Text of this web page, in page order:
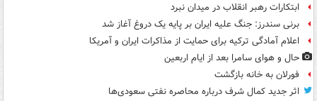
ابتکارات رهبر انقلاب در میدان نبرد
برنی سندرز: جنگ علیه ایران بر پایه یک دروغ آغاز شد
اعلام آمادگی ترکیه برای حمایت از مذاکرات ایران و آمریکا
حال و هوای سامرا بعد از ایام اربعین
فورلان به خانه بازگشت
اثر جدید کمال شرف درباره محاصره نفتی سعودی‌ها